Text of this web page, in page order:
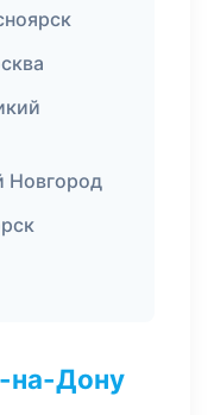
Новгород
на-Дону